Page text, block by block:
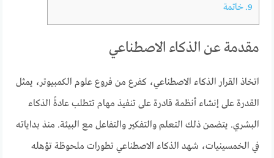
9. خاتمة
مقدمة عن الذكاء الاصطناعي
اتخاذ القرار الذكاء الاصطناعي، كفرع من فروع علوم الكمبيوتر، يمثل
القدرة على إنشاء أنظمة قادرة على تنفيذ مهام تتطلب عادةً الذكاء
البشري. يتضمن ذلك التعلم والتفكير والتفاعل مع البيئة. منذ بداياته
في الخمسينيات، شهد الذكاء الاصطناعي تطورات ملحوظة تؤهله